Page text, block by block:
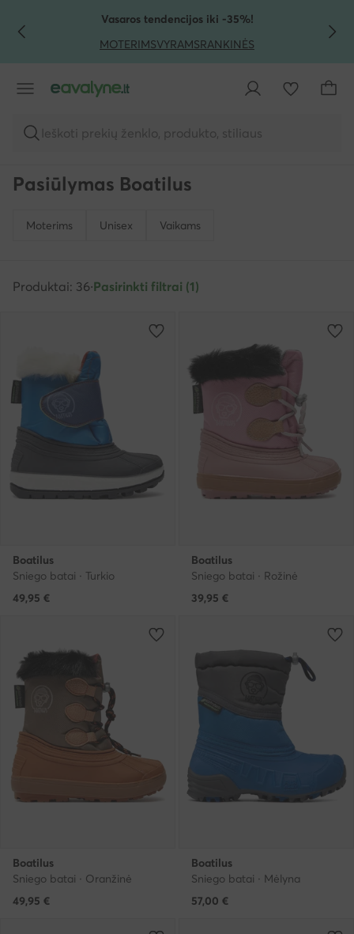
PEREITI PRIE PAGRINDINIO TURINIO
PEREITI Į PAIEŠKĄVasaros tendencijos iki -35%!
MOTERIMSVYRAMSRANKINĖS
Ieškoti prekių ženklo, produkto, stiliaus
Pasiūlymas Boatilus
Moterims Unisex Vaikams
Produktai: 36·Pasirinkti filtrai (1)
Boatilus
Sniego batai · Turkio
49,95 €
Boatilus
Sniego batai · Rožinė
39,95 €
Boatilus
Sniego batai · Oranžinė
49,95 €
Boatilus
Sniego batai · Mėlyna
57,00 €